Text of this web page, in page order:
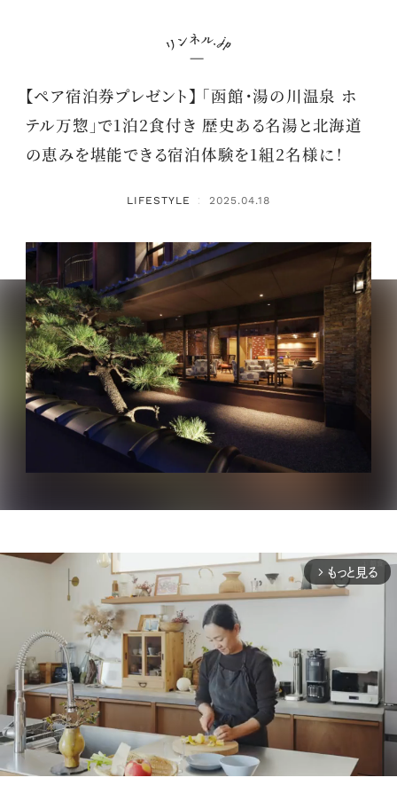
【ペア宿泊券プレゼント】 「函館・湯の川温泉 ホ
テル万惣」で1泊2食付き 歴史ある名湯と北海道
の恵みを堪能できる宿泊体験を1組2名様に！
LIFESTYLE ： 2025.04.18
arrow_forward_ios もっと見る